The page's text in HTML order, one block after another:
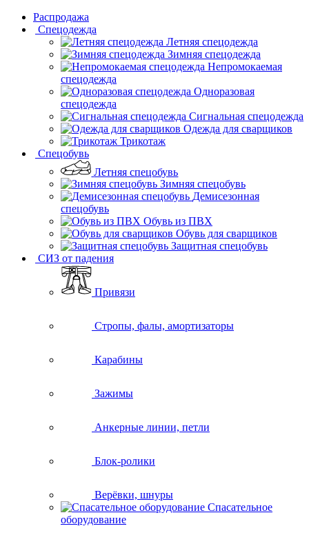
Распродажа
Спецодежда
Летняя спецодежда
Зимняя спецодежда
Непромокаемая
спецодежда
Одноразовая
спецодежда
Сигнальная спецодежда
Одежда для сварщиков
Трикотаж
Спецобувь
Летняя спецобувь
Зимняя спецобувь
Демисезонная
спецобувь
Обувь из ПВХ
Обувь для сварщиков
Защитная спецобувь
СИЗ от падения
Привязи
Стропы, фалы, амортизаторы
Карабины
Зажимы
Анкерные линии, петли
Блок-ролики
Верёвки, шнуры
Спасательное
оборудование